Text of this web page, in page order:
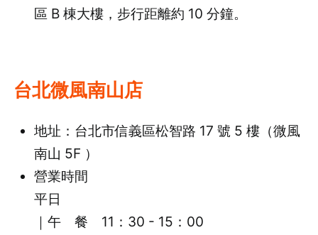
區 B 棟大樓，步行距離約 10 分鐘。
台北微風南山店
地址：台北市信義區松智路 17 號 5 樓（微風
南山 5F ）
營業時間
平日
｜午 餐 11：30 - 15：00